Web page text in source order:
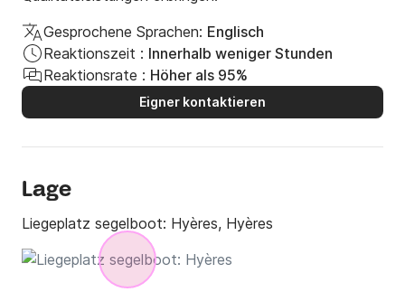
Gesprochene Sprachen: Englisch
Reaktionszeit : Innerhalb weniger Stunden
Reaktionsrate : Höher als 95%
Eigner kontaktieren
Lage
Liegeplatz segelboot: Hyères, Hyères